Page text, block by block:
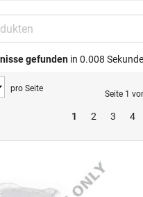
gefunden in 0.008
pro Seite
Seite 1
1 2 3 4